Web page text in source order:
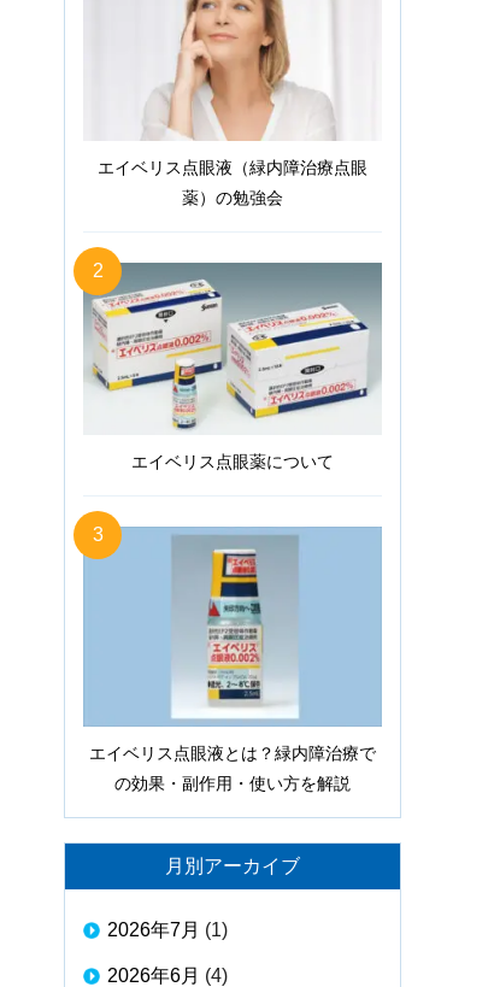
エイベリス点眼液（緑内障治療点眼
薬）の勉強会
2
エイベリス点眼薬について
3
エイベリス点眼液とは？緑内障治療で
の効果・副作用・使い方を解説
月別アーカイブ
2026年7月 (1)
2026年6月 (4)